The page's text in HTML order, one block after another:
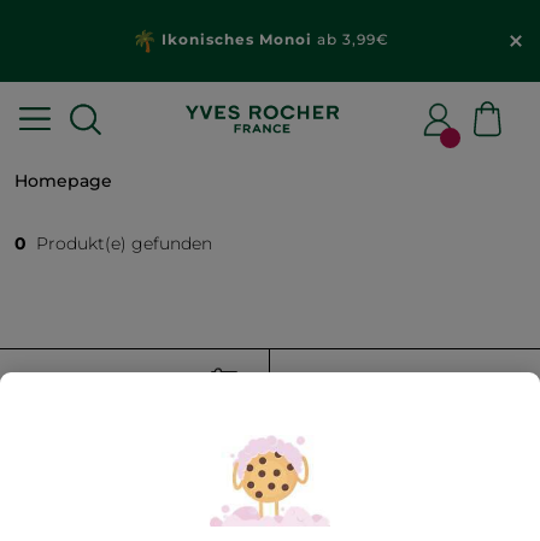
Ikonisches Monoi ab 3,99€
Homepage
0 Produkt(e) gefunden
FILTER SORTIEREN NACH